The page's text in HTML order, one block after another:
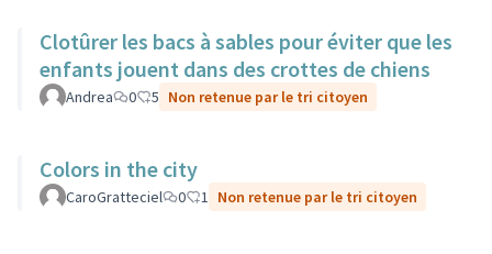
Clotûrer les bacs à sables pour éviter que les
enfants jouent dans des crottes de chiens
Andrea 0 5 Non retenue par le tri citoyen
Colors in the city
CaroGratteciel 0 1 Non retenue par le tri citoyen